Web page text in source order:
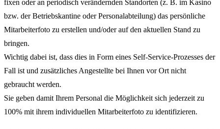
fixen oder an periodisch verändernden Standorten (z. B. im Kasino
bzw. der Betriebskantine oder Personalabteilung) das persönliche
Mitarbeiterfoto zu erstellen und/oder auf den aktuellen Stand zu
bringen.
Wichtig dabei ist, dass dies in Form eines Self-Service-Prozesses der
Fall ist und zusätzliches Angestellte bei Ihnen vor Ort nicht
gebraucht werden.
Sie geben damit Ihrem Personal die Möglichkeit sich jederzeit zu
100% mit ihrem individuellen Mitarbeiterfoto zu identifizieren.